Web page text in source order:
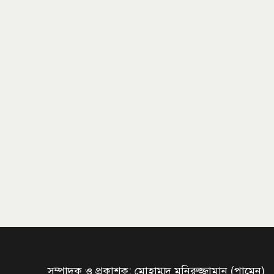
সম্পাদক ও প্রকাশক: মোহাম্মদ মনিরুজ্জামান (পামেন)